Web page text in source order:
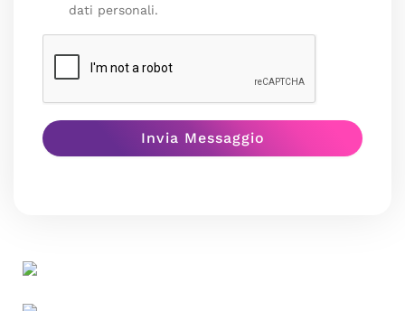
dati personali.